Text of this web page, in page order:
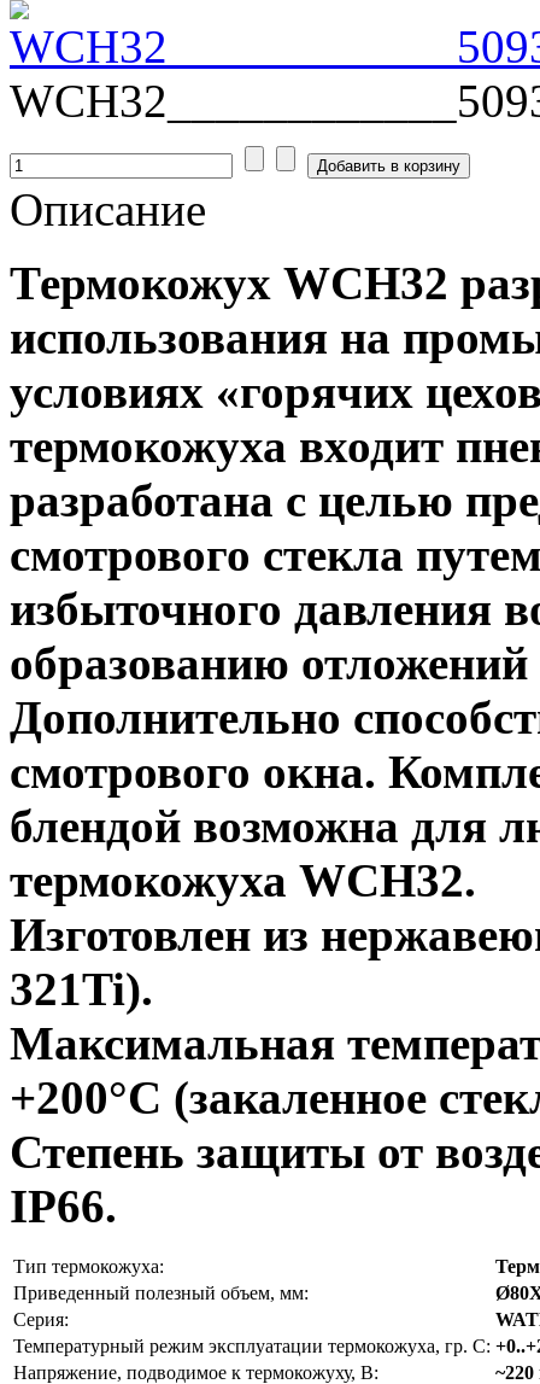
Описание
Термокожух WCH32
использования на
условиях «горячих
термокожуха входит
разработана с целью
смотрового стекла
избыточного давления
образованию
Дополнительно
смотрового окна.
блендой возможна для
термокожуха WCH32.
Изготовлен из
321Ti).
Максимальная
+200°C (закаленное
Степень защиты от
IP66.
Тип термокожуха:
Приведенный полезный объем, мм:
Серия:
Температурный режим эксплуатации термокожуха, гр. С:
Напряжение, подводимое к термокожуху, В:
~220